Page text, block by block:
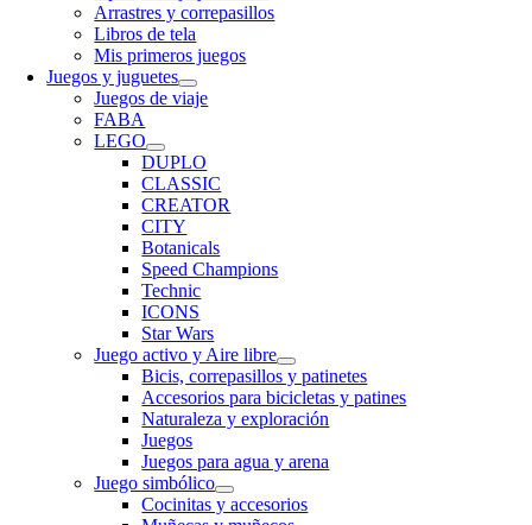
Arrastres y correpasillos
Libros de tela
Mis primeros juegos
Juegos y juguetes
Juegos de viaje
FABA
LEGO
DUPLO
CLASSIC
CREATOR
CITY
Botanicals
Speed Champions
Technic
ICONS
Star Wars
Juego activo y Aire libre
Bicis, correpasillos y patinetes
Accesorios para bicicletas y patines
Naturaleza y exploración
Juegos
Juegos para agua y arena
Juego simbólico
Cocinitas y accesorios